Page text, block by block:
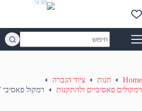
to
content
results
Home חנות
ציוד הגברה
רמקולים פאסיביים ולהתקנות
רמקול פאסיבי BTS 12″ / 300W